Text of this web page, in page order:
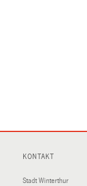
KONTAKT
Stadt Winterthur